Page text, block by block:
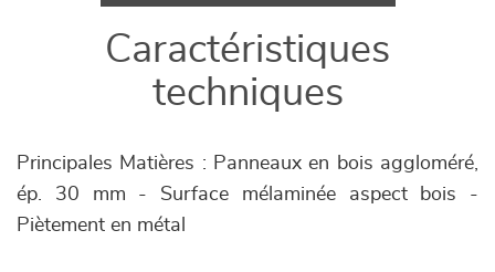
Caractéristiques
techniques
Principales Matières : Panneaux en bois aggloméré,
ép. 30 mm - Surface mélaminée aspect bois -
Piètement en métal